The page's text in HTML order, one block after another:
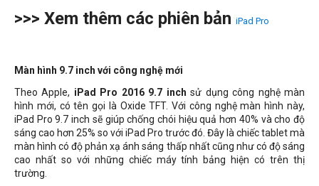
>>> Xem thêm các phiên bản iPad Pro
Màn hình 9.7 inch với công nghệ mới
Theo Apple, iPad Pro 2016 9.7 inch sử dụng công nghệ màn
hình mới, có tên gọi là Oxide TFT. Với công nghệ màn hình này,
iPad Pro 9.7 inch sẽ giúp chống chói hiệu quả hơn 40% và cho độ
sáng cao hơn 25% so với iPad Pro trước đó. Đây là chiếc tablet mà
màn hình có độ phản xạ ánh sáng thấp nhất cũng như có độ sáng
cao nhất so với những chiếc máy tính bảng hiện có trên thị
trường.